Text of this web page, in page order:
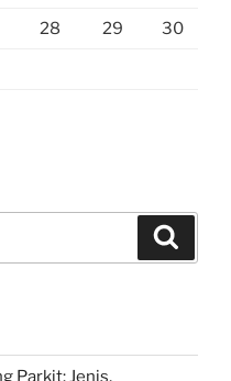
28 29 30
Parkit: Jenis,